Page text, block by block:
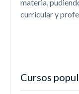
materia,
curricular y
Cursos